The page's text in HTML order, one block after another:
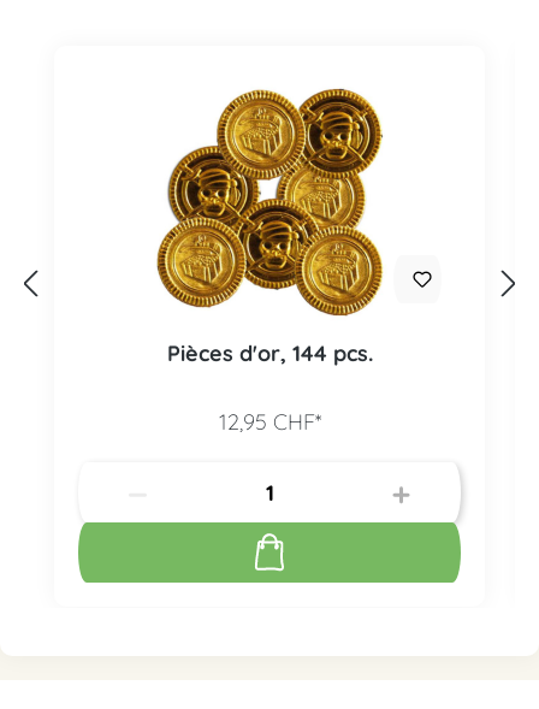
Pièces d'or, 144 pcs.
12,95 CHF*